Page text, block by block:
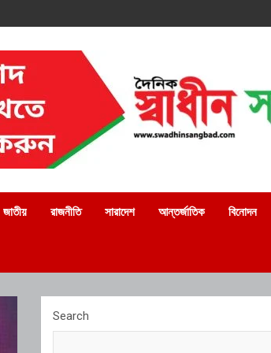
জাতীয় রাজনীতি সারাদেশ আন্তর্জাতিক বিনোদন
Search